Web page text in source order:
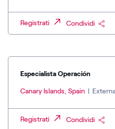
Registrati Condividi
Especialista Operación
Canary Islands, Spain |
Registrati Condividi